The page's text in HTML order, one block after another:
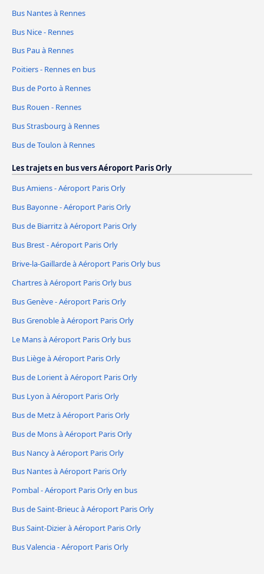
Bus Nantes à Rennes
Bus Nice - Rennes
Bus Pau à Rennes
Poitiers - Rennes en bus
Bus de Porto à Rennes
Bus Rouen - Rennes
Bus Strasbourg à Rennes
Bus de Toulon à Rennes
Les trajets en bus vers Aéroport Paris Orly
Bus Amiens - Aéroport Paris Orly
Bus Bayonne - Aéroport Paris Orly
Bus de Biarritz à Aéroport Paris Orly
Bus Brest - Aéroport Paris Orly
Brive-la-Gaillarde à Aéroport Paris Orly bus
Chartres à Aéroport Paris Orly bus
Bus Genève - Aéroport Paris Orly
Bus Grenoble à Aéroport Paris Orly
Le Mans à Aéroport Paris Orly bus
Bus Liège à Aéroport Paris Orly
Bus de Lorient à Aéroport Paris Orly
Bus Lyon à Aéroport Paris Orly
Bus de Metz à Aéroport Paris Orly
Bus de Mons à Aéroport Paris Orly
Bus Nancy à Aéroport Paris Orly
Bus Nantes à Aéroport Paris Orly
Pombal - Aéroport Paris Orly en bus
Bus de Saint-Brieuc à Aéroport Paris Orly
Bus Saint-Dizier à Aéroport Paris Orly
Bus Valencia - Aéroport Paris Orly